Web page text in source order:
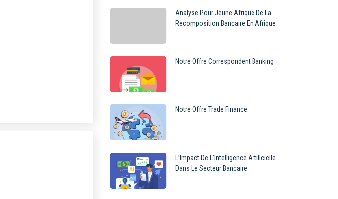
Analyse Pour Jeune Afrique De La
Recomposition Bancaire En Afrique
Notre Offre Correspondent Banking
Notre Offre Trade Finance
L’Impact De L’Intelligence Artificielle
Dans Le Secteur Bancaire